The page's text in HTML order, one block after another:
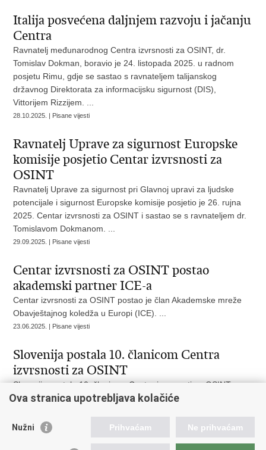
Italija posvećena daljnjem razvoju i jačanju
Centra
Ravnatelj međunarodnog Centra izvrsnosti za OSINT, dr.
Tomislav Dokman, boravio je 24. listopada 2025. u radnom
posjetu Rimu, gdje se sastao s ravnateljem talijanskog
državnog Direktorata za informacijsku sigurnost (DIS),
Vittorijem Rizzijem. ...
28.10.2025. | Pisane vijesti
Ravnatelj Uprave za sigurnost Europske
komisije posjetio Centar izvrsnosti za
OSINT
Ravnatelj Uprave za sigurnost pri Glavnoj upravi za ljudske
potencijale i sigurnost Europske komisije posjetio je 26. rujna
2025. Centar izvrsnosti za OSINT i sastao se s ravnateljem dr.
Tomislavom Dokmanom. ...
29.09.2025. | Pisane vijesti
Centar izvrsnosti za OSINT postao
akademski partner ICE-a
Centar izvrsnosti za OSINT postao je član Akademske mreže
Obavještajnog koledža u Europi (ICE). ...
23.06.2025. | Pisane vijesti
Slovenija postala 10. članicom Centra
izvrsnosti za OSINT
Slovenija postala 10. članicom Centra izvrsnosti za OSINT ...
16.05.2025. | Pisane vijesti
Austrija postala članicom Centra
Ova stranica upotrebljava kolačiće
Nužni Prihvaćam Ne prihvaćam